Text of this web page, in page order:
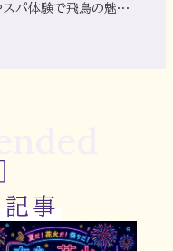
スパ体験で飛鳥の魅力
事